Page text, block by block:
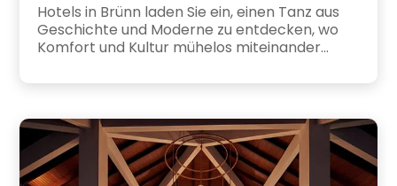
Hotels in Brünn laden Sie ein, einen Tanz aus
Geschichte und Moderne zu entdecken, wo
Komfort und Kultur mühelos miteinander...